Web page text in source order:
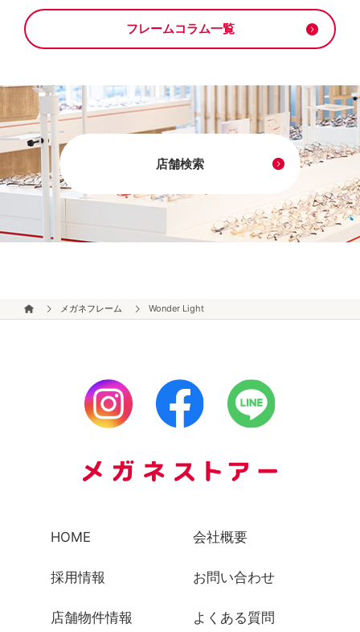
フレームコラム一覧
店舗検索
メガネフレーム Wonder Light
HOME 会社概要
採用情報 お問い合わせ
店舗物件情報 よくある質問